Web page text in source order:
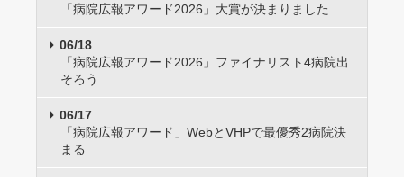
「病院広報アワード2026」大賞が決まりました
06/18
「病院広報アワード2026」ファイナリスト4病院出
そろう
06/17
「病院広報アワード」WebとVHPで最優秀2病院決
まる